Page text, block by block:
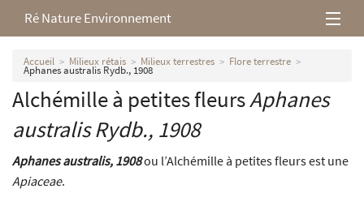
Ré Nature Environnement
L’association
Milieux rétais
Nos parutions
Accueil Milieux rétais Milieux terrestres Flore terrestre
Aphanes australis Rydb., 1908
Alchémille à petites fleursAphanes
australisRydb., 1908
Aphanes australis, 1908ou l’Alchémille à petites fleurs est une
Apiaceae.